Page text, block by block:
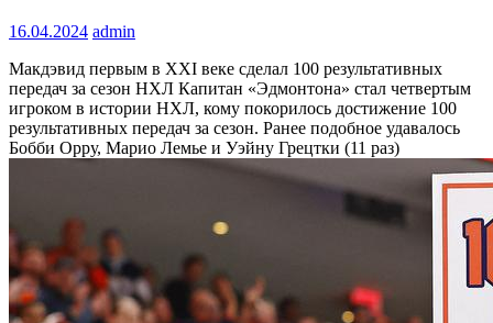
16.04.2024 admin
Макдэвид первым в XXI веке сделал 100 результативных
передач за сезон НХЛ Капитан «Эдмонтона» стал четвертым
игроком в истории НХЛ, кому покорилось достижение 100
результативных передач за сезон. Ранее подобное удавалось
Бобби Орру, Марио Лемье и Уэйну Грецтки (11 раз)